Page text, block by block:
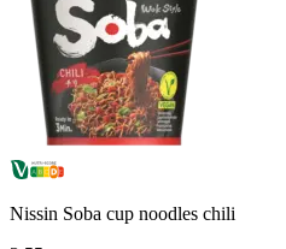
Nissin Soba cup noodles chili